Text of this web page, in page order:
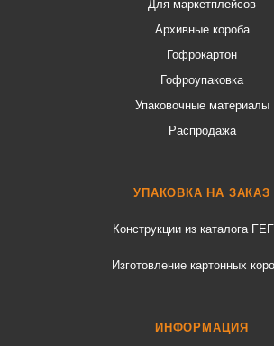
Для маркетплейсов
Архивные короба
Гофрокартон
Гофроупаковка
Упаковочные материалы
Распродажа
УПАКОВКА НА ЗАКАЗ
Конструкции из каталога
Изготовление картонных
ИНФОРМАЦИЯ